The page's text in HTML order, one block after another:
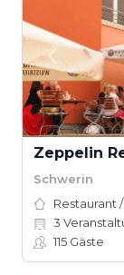
Zeppelin
Schwerin
Restaurant
3
115 Gäste